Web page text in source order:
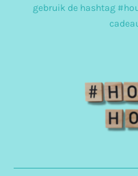
gebruik de hashtag